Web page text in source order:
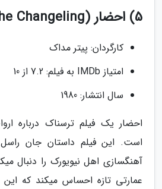
5) احضار (The Changeling)
کارگردان: پیتر مداک
امتیاز IMDb به فیلم: 7.2 از 10
سال انتشار: 1980
احضار یک فیلم ترسناک درباره
است. این فیلم داستان جان
آهنگسازی اهل نیویورک را دنبال
عمارتی تازه احساس میکند که این